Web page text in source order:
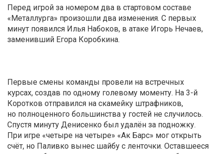
Перед игрой за номером два в стартовом составе
«Металлурга» произошли два изменения. С первых
минут появился Илья Набоков, в атаке Игорь Нечаев,
заменивший Егора Коробкина.
Первые смены команды провели на встречных
курсах, создав по одному голевому моменту. На 3-й
Коротков отправился на скамейку штрафников,
но полноценного большинства у гостей не случилось.
Спустя минуту Денисенко был удалён за подножку.
При игре «четыре на четыре» «Ак Барс» мог открыть
счёт, но Паливко вынес шайбу с ленточки. Оставшееся